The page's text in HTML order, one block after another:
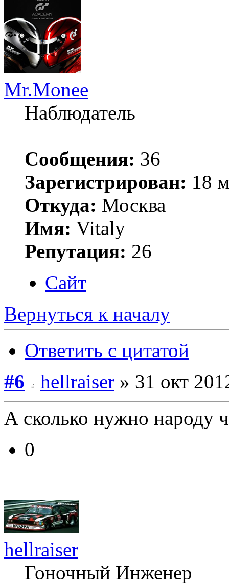
Mr.Monee
Наблюдатель
Сообщения: 36
Зарегистрирован: 18
Откуда: Москва
Имя: Vitaly
Репутация: 26
Сайт
Вернуться к началу
Ответить с цитатой
#6
hellraiser » 31 окт
А сколько нужно народу
0
hellraiser
Гоночный Инженер